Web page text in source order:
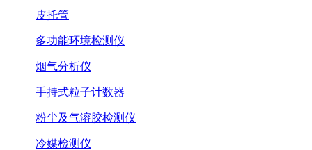
皮托管
多功能环境检测仪
烟气分析仪
手持式粒子计数器
粉尘及气溶胶检测仪
冷媒检测仪